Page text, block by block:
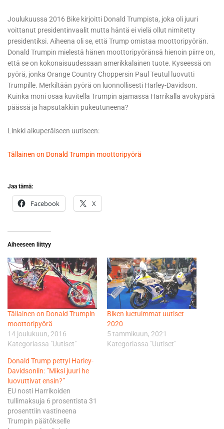
Joulukuussa 2016 Bike kirjoitti Donald Trumpista, joka oli juuri
voittanut presidentinvaalit mutta häntä ei vielä ollut nimitetty
presidentiksi. Aiheena oli se, että Trump omistaa moottoripyörän.
Donald Trumpin mielestä hänen moottoripyöränsä hienoin piirre on,
että se on kokonaisuudessaan amerikkalainen tuote. Kyseessä on
pyörä, jonka Orange Country Choppersin Paul Teutul luovutti
Trumpille. Merkiltään pyörä on luonnollisesti Harley-Davidson.
Kuinka moni osaa kuvitella Trumpin ajamassa Harrikalla avokypärä
päässä ja hapsutakkiin pukeutuneena?
Linkki alkuperäiseen uutiseen:
Tällainen on Donald Trumpin moottoripyörä
Jaa tämä:
Facebook X
Aiheeseen liittyy
Tällainen on Donald Trumpin
moottoripyörä
14 joulukuun, 2016
Kategoriassa "Uutiset"
Biken luetuimmat uutiset
2020
5 tammikuun, 2021
Kategoriassa "Uutiset"
Donald Trump pettyi Harley-
Davidsoniin: ”Miksi juuri he
luovuttivat ensin?”
EU nosti Harrikoiden
tullimaksuja 6 prosentista 31
prosenttiin vastineena
Trumpin päätökselle